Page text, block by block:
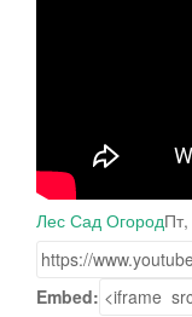
Лес Сад Огород
Embed: